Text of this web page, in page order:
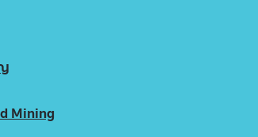
Mining